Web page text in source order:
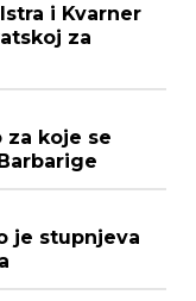
i Kvarner
za
za koje se
je stupnjeva